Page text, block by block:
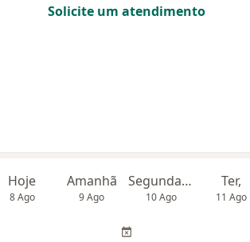
Solicite um atendimento
Hoje
8 Ago
Amanhã
9 Ago
Segunda-feira
10 Ago
Ter,
11 Ago